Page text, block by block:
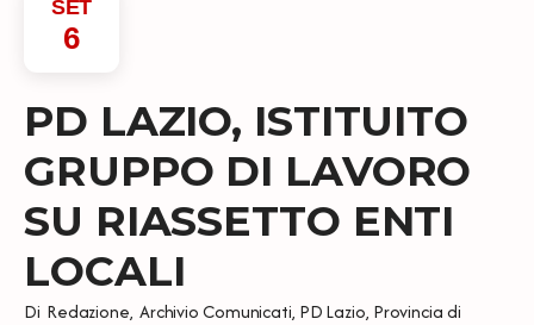
SET
6
PD LAZIO, ISTITUITO
GRUPPO DI LAVORO
SU RIASSETTO ENTI
LOCALI
Di Redazione, Archivio Comunicati, PD Lazio, Provincia di